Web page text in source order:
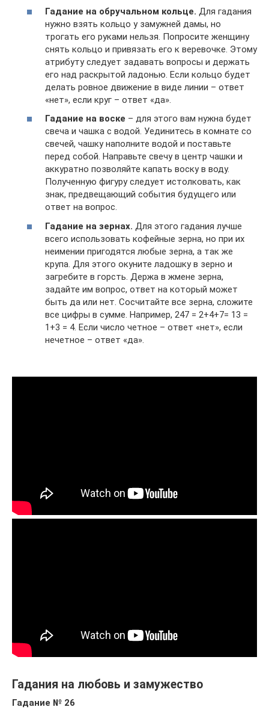
Гадание на обручальном кольце. Для гадания
нужно взять кольцо у замужней дамы, но
трогать его руками нельзя. Попросите женщину
снять кольцо и привязать его к веревочке. Этому
атрибуту следует задавать вопросы и держать
его над раскрытой ладонью. Если кольцо будет
делать ровное движение в виде линии – ответ
«нет», если круг – ответ «да».
Гадание на воске – для этого вам нужна будет
свеча и чашка с водой. Уединитесь в комнате со
свечей, чашку наполните водой и поставьте
перед собой. Направьте свечу в центр чашки и
аккуратно позволяйте капать воску в воду.
Полученную фигуру следует истолковать, как
знак, предвещающий события будущего или
ответ на вопрос.
Гадание на зернах. Для этого гадания лучше
всего использовать кофейные зерна, но при их
неимении пригодятся любые зерна, а так же
крупа. Для этого окуните ладошку в зерно и
загребите в горсть. Держа в жмене зерна,
задайте им вопрос, ответ на который может
быть да или нет. Сосчитайте все зерна, сложите
все цифры в сумме. Например, 247 = 2+4+7= 13 =
1+3 = 4. Если число четное – ответ «нет», если
нечетное – ответ «да».
Гадания на любовь и замужество
Гадание № 26